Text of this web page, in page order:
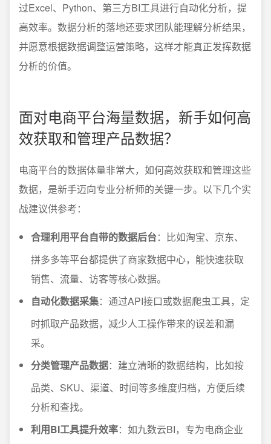
过Excel、Python、第三方BI工具进行自动化分析，提
高效率。数据分析的落地还要求团队能理解分析结果，
并愿意根据数据调整运营策略，这样才能真正发挥数据
分析的价值。
面对电商平台海量数据，新手如何高
效获取和管理产品数据？
电商平台的数据体量非常大，如何高效获取和管理这些
数据，是新手迈向专业分析师的关键一步。以下几个实
战建议供参考：
合理利用平台自带的数据后台：比如淘宝、京东、
拼多多等平台都提供了商家数据中心，能快速获取
销售、流量、访客等核心数据。
自动化数据采集：通过API接口或数据爬虫工具，定
时抓取产品数据，减少人工操作带来的误差和漏
采。
分类管理产品数据：建立清晰的数据结构，比如按
品类、SKU、渠道、时间等多维度归档，方便后续
分析和查找。
利用BI工具提升效率：如九数云BI，专为电商企业